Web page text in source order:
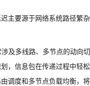
主要源于网络系统路径繁
及多线路、多节点的动向
，信息包在传递过程中轻
调度和多节点负载均衡，